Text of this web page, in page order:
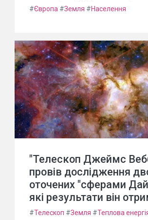
#Європа #Земля #Населення
"Телескоп Джеймс
провів дослідження
оточених "сферами
які результати він
#Телескоп #Земля #Теплова